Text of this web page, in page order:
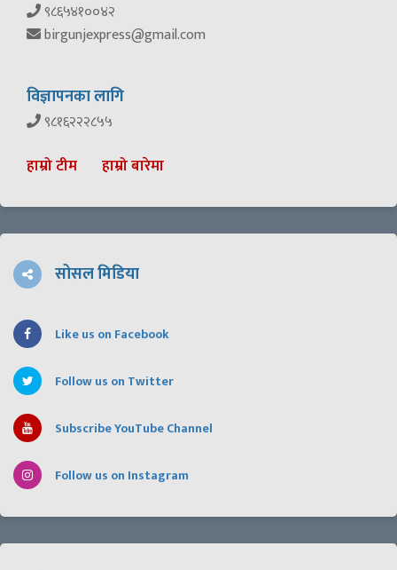
९८६५४१००४२
birgunjexpress@gmail.com
विज्ञापनका लागि
९८१६२२२८५५
हाम्रो टीम हाम्रो बारेमा
सोसल मिडिया
Like us on Facebook
Follow us on Twitter
Subscribe YouTube Channel
Follow us on Instagram